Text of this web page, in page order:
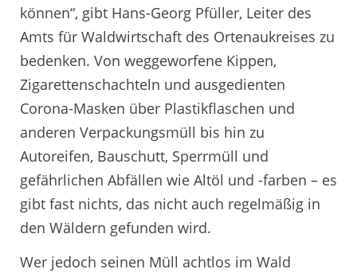
können“, gibt Hans-Georg Pfüller, Leiter des
Amts für Waldwirtschaft des Ortenaukreises zu
bedenken. Von weggeworfene Kippen,
Zigarettenschachteln und ausgedienten
Corona-Masken über Plastikflaschen und
anderen Verpackungsmüll bis hin zu
Autoreifen, Bauschutt, Sperrmüll und
gefährlichen Abfällen wie Altöl und -farben – es
gibt fast nichts, das nicht auch regelmäßig in
den Wäldern gefunden wird.
Wer jedoch seinen Müll achtlos im Wald